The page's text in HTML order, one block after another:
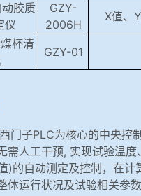
胶质
仪
GZY-
2006H
X值、
杯清
GZY-01
门子PLC为核心的中央控
需人工干预, 实现试验温度
)的自动测定及控制，在计
体运行状况及试验相关参数